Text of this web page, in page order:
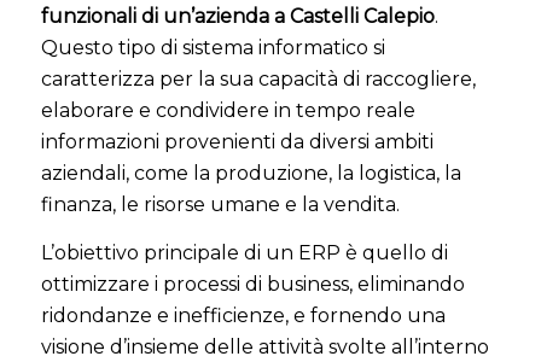
funzionali di un’azienda a Castelli Calepio.
Questo tipo di sistema informatico si
caratterizza per la sua capacità di raccogliere,
elaborare e condividere in tempo reale
informazioni provenienti da diversi ambiti
aziendali, come la produzione, la logistica, la
finanza, le risorse umane e la vendita.
L’obiettivo principale di un ERP è quello di
ottimizzare i processi di business, eliminando
ridondanze e inefficienze, e fornendo una
visione d’insieme delle attività svolte all’interno